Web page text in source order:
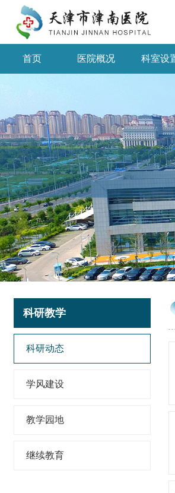
首页 医院概况 科室设
科研教学
科研动态
学风建设
教学园地
继续教育